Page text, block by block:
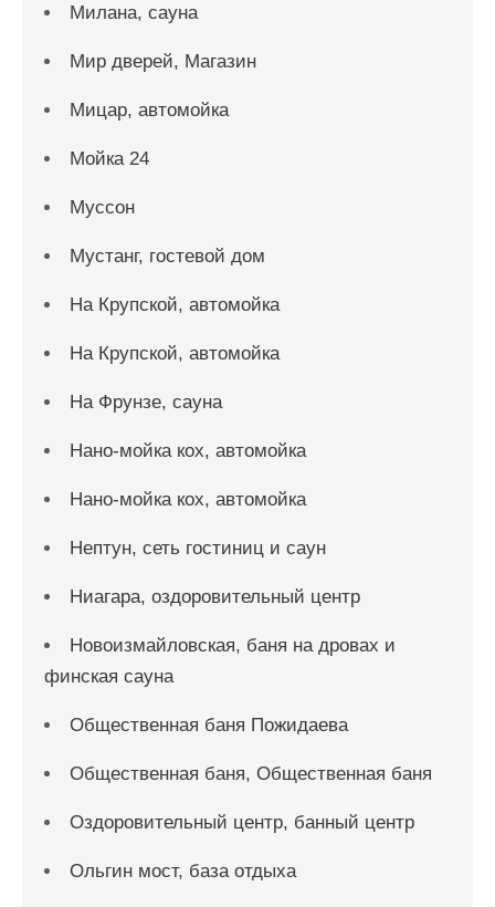
Милана, сауна
Мир дверей, Магазин
Мицар, автомойка
Мойка 24
Муссон
Мустанг, гостевой дом
На Крупской, автомойка
На Крупской, автомойка
На Фрунзе, сауна
Нано-мойка кох, автомойка
Нано-мойка кох, автомойка
Нептун, сеть гостиниц и саун
Ниагара, оздоровительный центр
Новоизмайловская, баня на дровах и
финская сауна
Общественная баня Пожидаева
Общественная баня, Общественная баня
Оздоровительный центр, банный центр
Ольгин мост, база отдыха